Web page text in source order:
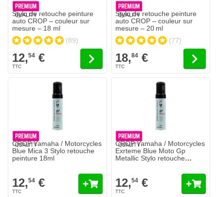
Stylo de retouche peinture
auto CROP – couleur sur
mesure – 18 ml
(89)
12,54 €
Stylo de retouche peinture
auto CROP – couleur sur
mesure – 20 ml
(77)
18,84 €
CROP Yamaha / Motorcycles
Blue Mica 3 Stylo retouche
peinture 18ml
12,54 €
CROP Yamaha / Motorcycles
Exrteme Blue Moto Gp
Metallic Stylo retouche
12,54 €